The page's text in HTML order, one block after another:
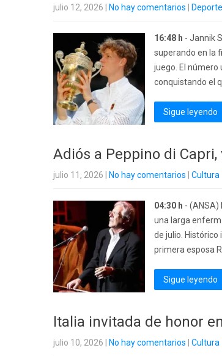
julio 12, 2026 No hay comentarios
16:48 h - Jannik
superando en la
juego. El número
conquistando el
Sigue leyendo
Adiós a Peppino di
julio 11, 2026 No hay comentarios Cultura
04:30 h - (ANSA)
una larga
de julio. Histórico
primera esposa
Sigue leyendo
Italia invitada de honor
julio 10, 2026 No hay comentarios Cultura